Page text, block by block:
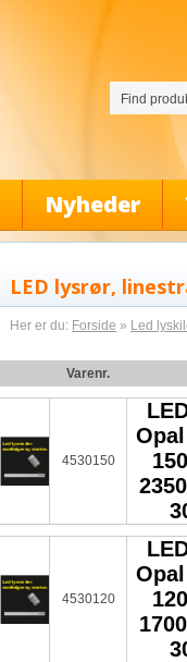
Nyheder
LED lysrør,
Her er du: Forside » Led
Varenr.
4530150
4530120